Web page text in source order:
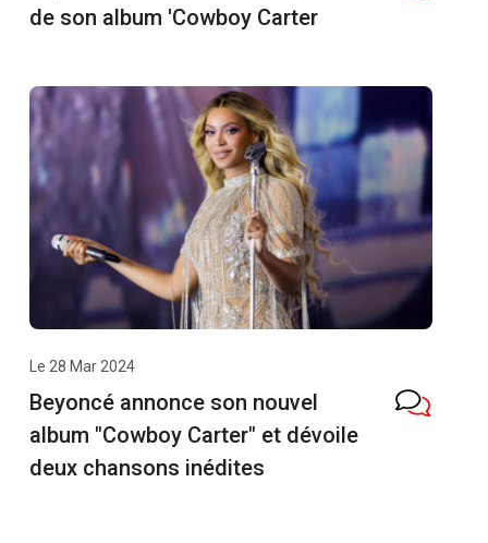
de son album 'Cowboy Carter
Le 28 Mar 2024
Beyoncé annonce son nouvel
album "Cowboy Carter" et dévoile
deux chansons inédites